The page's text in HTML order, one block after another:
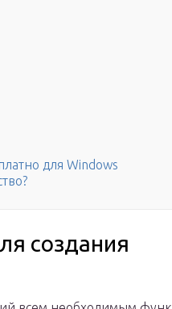
для Windows
создания